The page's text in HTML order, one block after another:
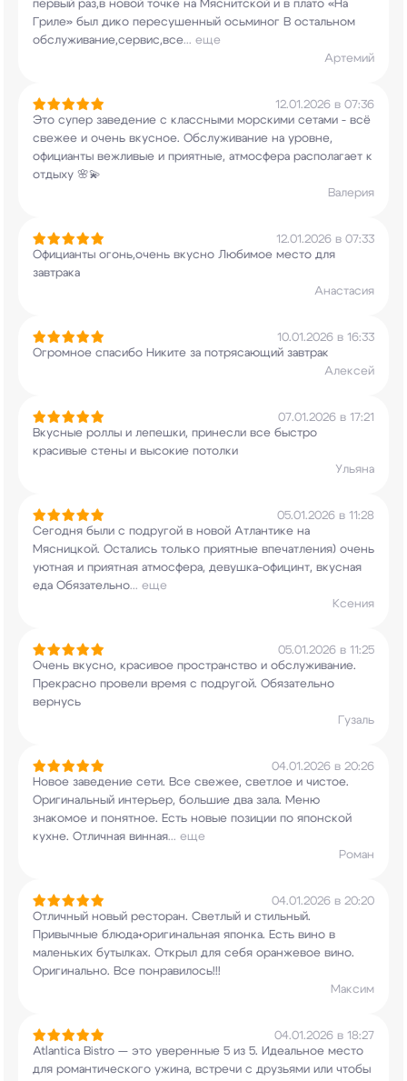
первый раз,в новой точке на Мяснитской и в плато «На
Гриле» был дико пересушенный осьминог В остальном
обслуживание,сервис,все... еще
Артемий
12.01.2026 в 07:36
Это супер заведение с классными морскими сетами - всё
свежее и очень вкусное. Обслуживание на уровне,
официанты вежливые и приятные, атмосфера располагает к
отдыху 🌸💫
Валерия
12.01.2026 в 07:33
Официанты огонь,очень вкусно Любимое место для
завтрака
Анастасия
10.01.2026 в 16:33
Огромное спасибо Никите за потрясающий завтрак
Алексей
07.01.2026 в 17:21
Вкусные роллы и лепешки, принесли все быстро
красивые стены и высокие потолки
Ульяна
05.01.2026 в 11:28
Сегодня были с подругой в новой Атлантике на
Мясницкой. Остались только приятные впечатления) очень
уютная и приятная атмосфера, девушка-официнт, вкусная
еда Обязательно... еще
Ксения
05.01.2026 в 11:25
Очень вкусно, красивое пространство и обслуживание.
Прекрасно провели время с подругой. Обязательно
вернусь
Гузаль
04.01.2026 в 20:26
Новое заведение сети. Все свежее, светлое и чистое.
Оригинальный интерьер, большие два зала. Меню
знакомое и понятное. Есть новые позиции по японской
кухне. Отличная винная... еще
Роман
04.01.2026 в 20:20
Отличный новый ресторан. Светлый и стильный.
Привычные блюда+оригинальная японка. Есть вино в
маленьких бутылках. Открыл для себя оранжевое вино.
Оригинально. Все понравилось!!!
Максим
04.01.2026 в 18:27
Atlantica Bistro — это уверенные 5 из 5. Идеальное место
для романтического ужина, встречи с друзьями или чтобы